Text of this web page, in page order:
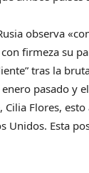
observa
firmeza su
tras la
pasado y
Flores,
Unidos. Esta